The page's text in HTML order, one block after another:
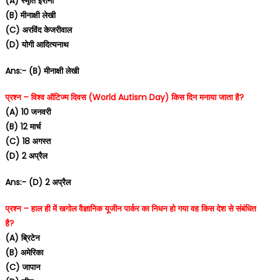
(B) मीनाक्षी लेखी
(C) अरविंद केजरीवाल
(D) योगी आदित्यनाथ
Ans:- (B) मीनाक्षी लेखी
प्रश्न – विश्व ऑटिज्म दिवस (World Autism Day) किस दिन मनाया जाता है?
(A) 10 जनवरी
(B) 12 मार्च
(C) 18 अगस्त
(D) 2 अप्रैल
Ans:- (D) 2 अप्रैल
प्रश्न – हाल ही में खगोल वैज्ञानिक यूजीन पार्कर का निधन हो गया वह किस देश से संबंधित
है?
(A) ब्रिटेन
(B) अमेरिका
(C) जापान